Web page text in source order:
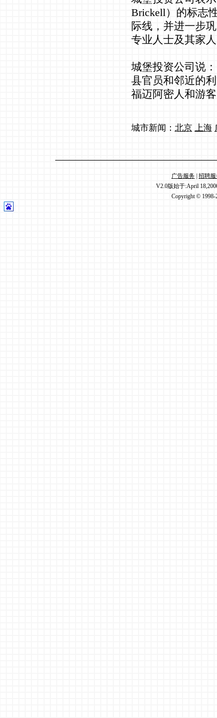
Brickell）的标志
际线，并进一步
专业人士及其家
城堡投资公司说
县官员和邻近的
福迈阿密人和游
城市新闻： 北京 上海
广告服务 招聘
V2.0版始于:April
Copyright © 1998-